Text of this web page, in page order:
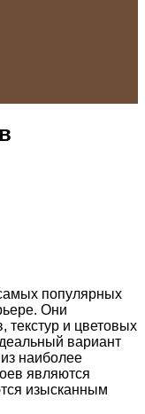
популярных
Они
текстур и цветовых
вариант
наиболее
являются
изысканным